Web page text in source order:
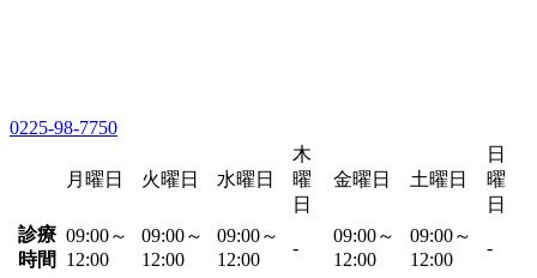
0225-98-7750
月曜日 火曜日 水曜日
木
曜
日
金曜日 土曜日
日
曜
日
診療
時間
09:00～
12:00
09:00～
12:00
09:00～
12:00
-
09:00～
12:00
09:00～
12:00
-